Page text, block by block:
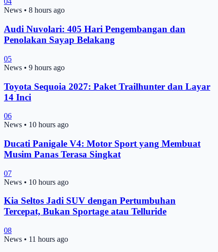
News • 8 hours ago
Audi Nuvolari: 405 Hari Pengembangan dan
Penolakan Sayap Belakang
05
News • 9 hours ago
Toyota Sequoia 2027: Paket Trailhunter dan Layar
14 Inci
06
News • 10 hours ago
Ducati Panigale V4: Motor Sport yang Membuat
Musim Panas Terasa Singkat
07
News • 10 hours ago
Kia Seltos Jadi SUV dengan Pertumbuhan
Tercepat, Bukan Sportage atau Telluride
08
News • 11 hours ago